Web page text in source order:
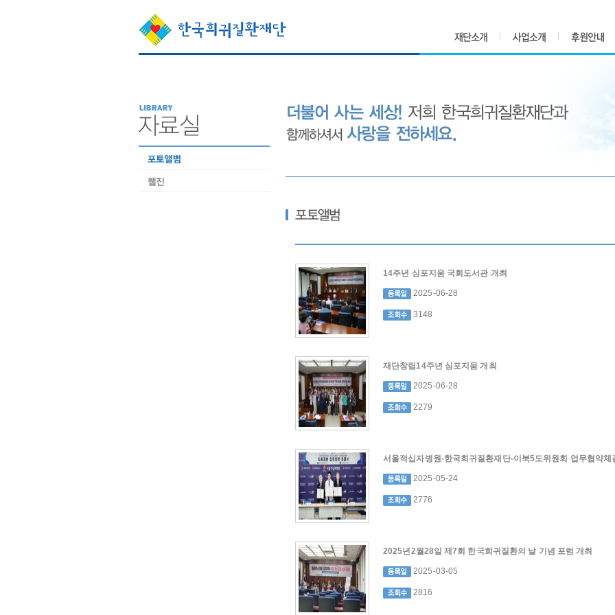
14주년 심포지움 국회도서관 개최
2025-06-28
3148
재단창립14주년 심포지움 개최
2025-06-28
2279
서울적십자병원-한국희귀질환재단-이북5도위원회 업무협약체
2025-05-24
2776
2025년2월28일 제7회 한국희귀질환의 날 기념 포럼 개최
2025-03-05
2816